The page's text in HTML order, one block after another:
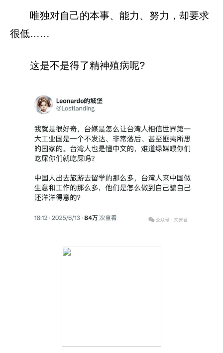
唯独对自己的本事、能力、努力，却要求
很低……
这是不是得了精神殖病呢?